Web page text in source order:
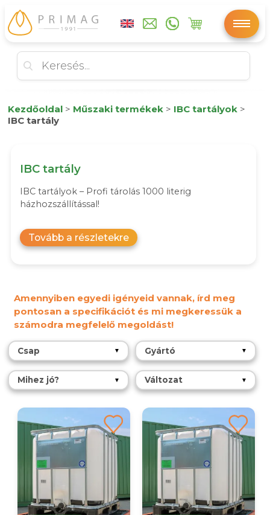
Kezdőoldal > Műszaki termékek > IBC tartályok >
IBC tartály
IBC tartály
IBC tartályok – Profi tárolás 1000 literig
házhozszállítással!
Tovább a részletekre
Amennyiben egyedi igényeid vannak, írd meg
pontosan a specifikációt és mi megkeressük a
számodra megfelelő megoldást!
Csap ▼ Gyártó ▼
Mihez jó? ▼ Változat ▼